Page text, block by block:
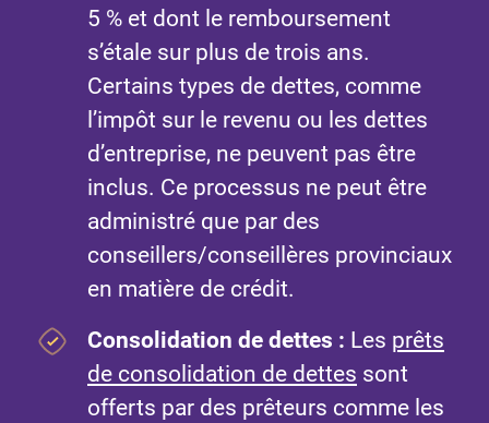
5 % et dont le remboursement
s’étale sur plus de trois ans.
Certains types de dettes, comme
l’impôt sur le revenu ou les dettes
d’entreprise, ne peuvent pas être
inclus. Ce processus ne peut être
administré que par des
conseillers/conseillères provinciaux
en matière de crédit.
Consolidation de dettes : Les prêts
de consolidation de dettes sont
offerts par des prêteurs comme les